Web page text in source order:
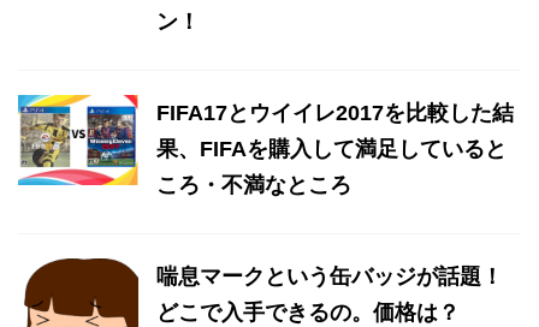
ン！
FIFA17とウイイレ2017を比較した結
果、FIFAを購入して満足していると
ころ・不満なところ
喘息マークという缶バッジが話題！
どこで入手できるの。価格は？